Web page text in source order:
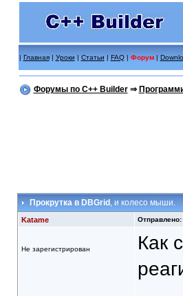
| Главная| Уроки | Статьи | FAQ| Форум |
Форумы по C++ Builder⇒
Прокрутка в DBGrid , и колесо мыши.
Katame Отправлено:
Не зарегистрирован
Как